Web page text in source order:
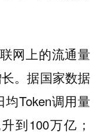
网上的流通量
。据国家数据
Token调用量
到100万亿；